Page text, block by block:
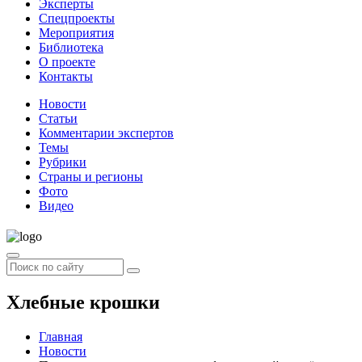
Эксперты
Спецпроекты
Мероприятия
Библиотека
О проекте
Контакты
Новости
Статьи
Комментарии экспертов
Темы
Рубрики
Страны и регионы
Фото
Видео
Хлебные крошки
Главная
Новости